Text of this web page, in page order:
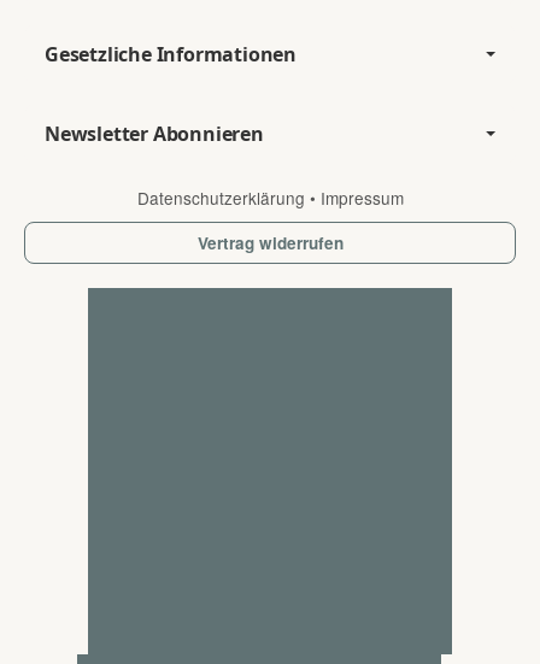
Gesetzliche Informationen
Newsletter Abonnieren
Datenschutzerklärung • Impressum
Vertrag widerrufen